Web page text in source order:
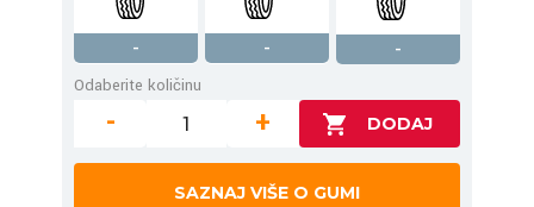
- -
-
Odaberite količinu
- +
SAZNAJ VIŠE O GUMI